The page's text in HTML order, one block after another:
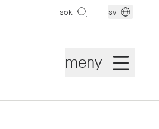
sök sv
meny